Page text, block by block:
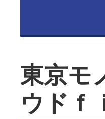
東京モ
ウドｆ